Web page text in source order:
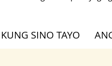
KUNG SINO TAYO